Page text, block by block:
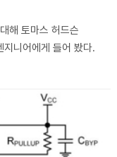
해 토마스 허드슨
니어에게 들어 봤다.